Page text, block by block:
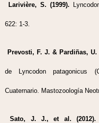
Larivière, S. (1999).
622: 1-3.
Prevosti, F. J. & Pardiñas, U.
de Lyncodon patagonicus
Cuaternario. Mastozoología
Sato, J. J., et al. (2012).